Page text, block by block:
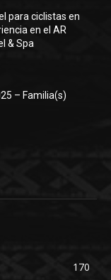
para ciclistas en
en el AR
& Spa
– Familia(s)
170